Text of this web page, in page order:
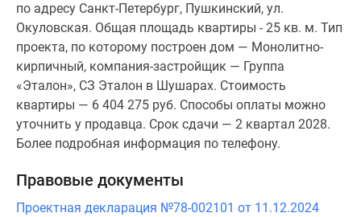
по адресу Санкт-Петербург, Пушкинский, ул.
Окуловская. Общая площадь квартиры - 25 кв. м. Тип
проекта, по которому построен дом — Монолитно-
кирпичный, компания-застройщик — Группа
«Эталон», СЗ Эталон в Шушарах. Стоимость
квартиры — 6 404 275 руб. Способы оплаты можно
уточнить у продавца. Срок сдачи — 2 квартал 2028.
Более подробная информация по телефону.
Правовые документы
Проектная декларация №78-002101 от 11.12.2024